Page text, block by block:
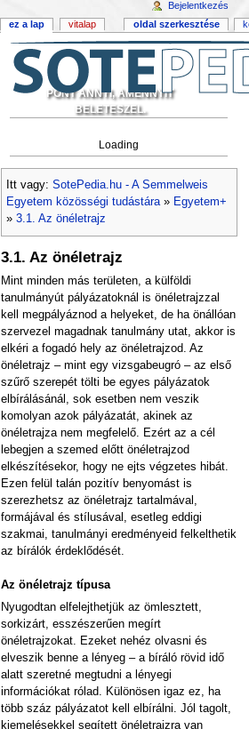
PONT ANNYI, AMENNYIT
BELETESZEL.
Loading
Itt vagy: SotePedia.hu - A Semmelweis
Egyetem közösségi tudástára» Egyetem+
» 3.1. Az önéletrajz
3.1. Az önéletrajz
Mint minden más területen, a külföldi
tanulmányút pályázatoknál is önéletrajzzal
kell megpályáznod a helyeket, de ha önállóan
szervezel magadnak tanulmány utat, akkor is
elkéri a fogadó hely az önéletrajzod. Az
önéletrajz – mint egy vizsgabeugró – az első
szűrő szerepét tölti be egyes pályázatok
elbírálásánál, sok esetben nem veszik
komolyan azok pályázatát, akinek az
önéletrajza nem megfelelő. Ezért az a cél
lebegjen a szemed előtt önéletrajzod
elkészítésekor, hogy ne ejts végzetes hibát.
Ezen felül talán pozitív benyomást is
szerezhetsz az önéletrajz tartalmával,
formájával és stílusával, esetleg eddigi
szakmai, tanulmányi eredményeid felkelthetik
az bírálók érdeklődését.
Az önéletrajz típusa
Nyugodtan elfelejthetjük az ömlesztett,
sorkizárt, esszészerűen megírt
önéletrajzokat. Ezeket nehéz olvasni és
elveszik benne a lényeg – a bíráló rövid idő
alatt szeretné megtudni a lényegi
információkat rólad. Különösen igaz ez, ha
több száz pályázatot kell elbírálni. Jól tagolt,
kiemelésekkel segített önéletrajzra van
ez a lap vitalap oldal szerkesztése
Bejelentkezés